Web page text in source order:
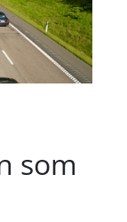
som